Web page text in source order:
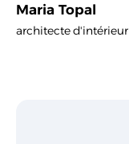
Maria Topal
architecte d'intérieur